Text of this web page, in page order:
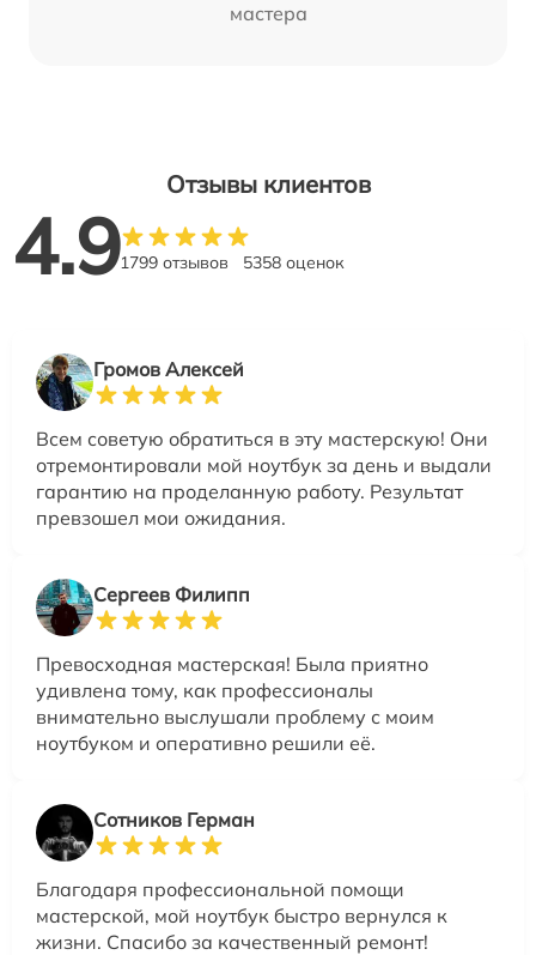
мастера
Отзывы клиентов
4.91799 отзывов 5358 оценок
Громов Алексей
Всем советую обратиться в эту мастерскую! Они
отремонтировали мой ноутбук за день и выдали
гарантию на проделанную работу. Результат
превзошел мои ожидания.
Сергеев Филипп
Превосходная мастерская! Была приятно
удивлена тому, как профессионалы
внимательно выслушали проблему с моим
ноутбуком и оперативно решили её.
Сотников Герман
Благодаря профессиональной помощи
мастерской, мой ноутбук быстро вернулся к
жизни. Спасибо за качественный ремонт!